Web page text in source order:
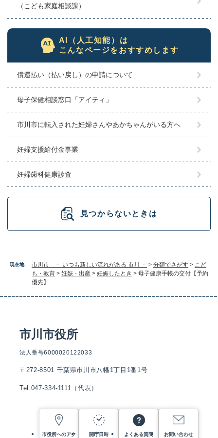
現在地 市川市 － いつも新しい流れがある 市川 － > 分類でさがす > こど
も・教育 > 妊娠・出産 > 妊娠したとき > 母子健康手帳の交付【予約
優先】
（こども家庭相談課）
AI（人工知能）は
こんなページをおすすめします
償還払い（払い戻し）の申請について
母子保健相談窓口「アイティ」
市川市に転入された妊婦さんやあかちゃんがいる方へ
妊婦支援給付金事業
妊婦歯科健康診査
見つからないときは
市川市役所
法人番号6000020122033
〒272-8501 千葉県市川市八幡1丁目1番1号
Tel:047-334-1111（代表）
市役所へのアク 開庁日時 よくある質問 お問い合わせ